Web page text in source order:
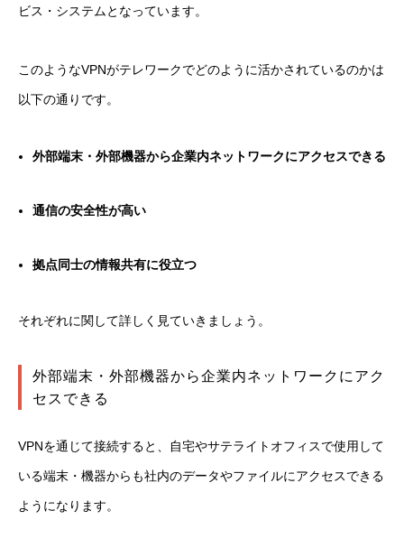
ビス・システムとなっています。
このようなVPNがテレワークでどのように活かされているのかは
以下の通りです。
外部端末・外部機器から企業内ネットワークにアクセスできる
通信の安全性が高い
拠点同士の情報共有に役立つ
それぞれに関して詳しく見ていきましょう。
外部端末・外部機器から企業内ネットワークにアク
セスできる
VPNを通じて接続すると、自宅やサテライトオフィスで使用して
いる端末・機器からも社内のデータやファイルにアクセスできる
ようになります。